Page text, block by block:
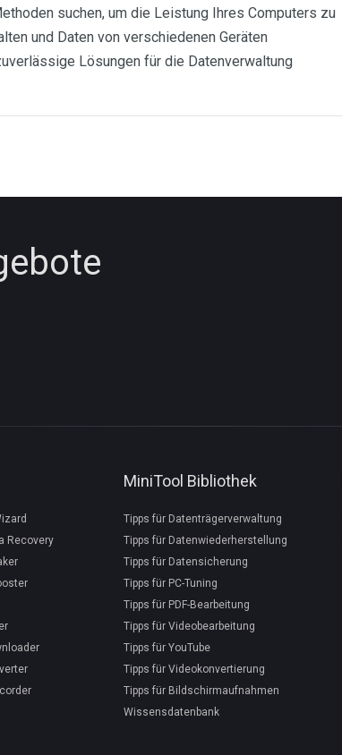
suchen, um die Leistung Ihres Computers zu
und Daten von verschiedenen Geräten
Lösungen für die Datenverwaltung
Recovery
MiniTool Bibliothek
Tipps für Datenträgerverwaltung
Tipps für Datenwiederherstellung
Tipps für Datensicherung
Tipps für PC-Tuning
Tipps für PDF-Bearbeitung
Tipps für Videobearbeitung
Tipps für YouTube
Tipps für Videokonvertierung
Tipps für Bildschirmaufnahmen
Wissensdatenbank